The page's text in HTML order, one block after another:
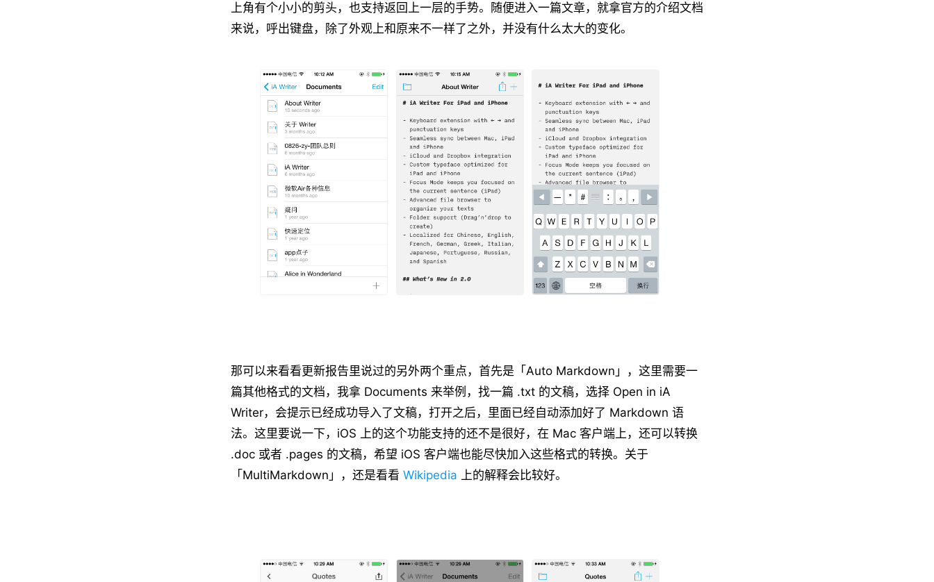
上角有个小小的剪头，也支持返回上一层的手势。随便进入一篇文章，就拿官方的介绍文档
来说，呼出键盘，除了外观上和原来不一样了之外，并没有什么太大的变化。
那可以来看看更新报告里说过的另外两个重点，首先是「Auto Markdown」，这里需要一
篇其他格式的文档，我拿 Documents 来举例，找一篇 .txt 的文稿，选择 Open in iA
Writer，会提示已经成功导入了文稿，打开之后，里面已经自动添加好了 Markdown 语
法。这里要说一下，iOS 上的这个功能支持的还不是很好，在 Mac 客户端上，还可以转换
.doc 或者 .pages 的文稿，希望 iOS 客户端也能尽快加入这些格式的转换。关于
「MultiMarkdown」，还是看看 Wikipedia 上的解释会比较好。